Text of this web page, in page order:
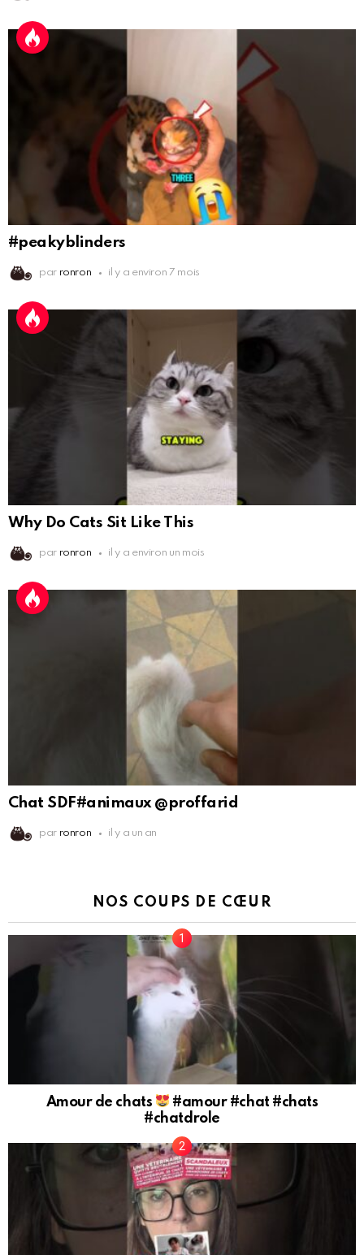
#peakyblinders
par ronron il y a environ 7 mois
Why Do Cats Sit Like This
par ronron il y a environ un mois
Chat SDF#animaux @proffarid
par ronron il y a un an
NOS COUPS DE CŒUR
Amour de chats
#amour #chat #chats
#chatdrole